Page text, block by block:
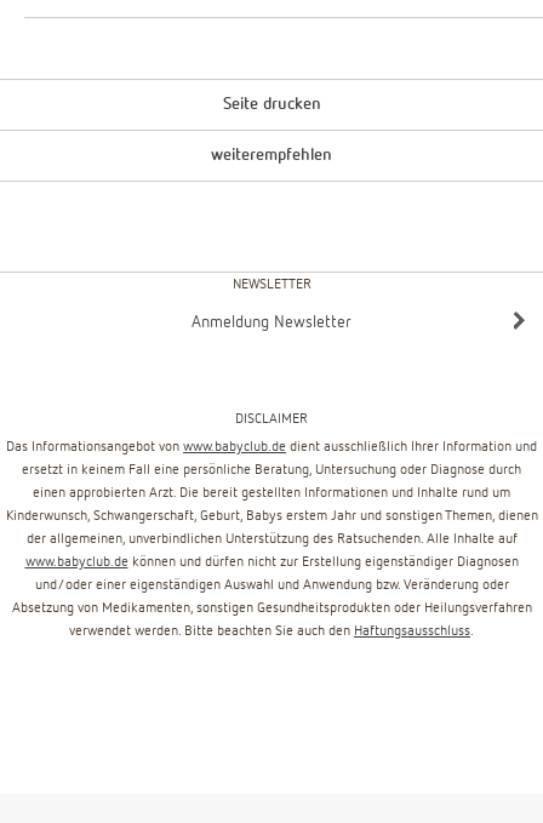
Seite drucken
weiterempfehlen
NEWSLETTER
Anmeldung Newsletter
DISCLAIMER
Das Informationsangebot von www.babyclub.de dient ausschließlich Ihrer Information und
ersetzt in keinem Fall eine persönliche Beratung, Untersuchung oder Diagnose durch
einen approbierten Arzt. Die bereit gestellten Informationen und Inhalte rund um
Kinderwunsch, Schwangerschaft, Geburt, Babys erstem Jahr und sonstigen Themen, dienen
der allgemeinen, unverbindlichen Unterstützung des Ratsuchenden. Alle Inhalte auf
www.babyclub.de können und dürfen nicht zur Erstellung eigenständiger Diagnosen
und/oder einer eigenständigen Auswahl und Anwendung bzw. Veränderung oder
Absetzung von Medikamenten, sonstigen Gesundheitsprodukten oder Heilungsverfahren
verwendet werden. Bitte beachten Sie auch den Haftungsausschluss.